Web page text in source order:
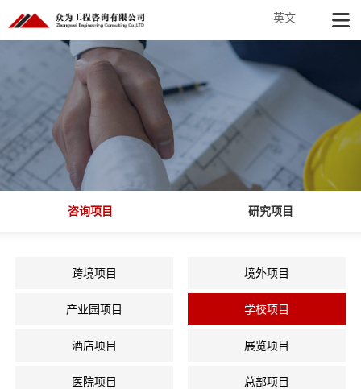
英文
咨询项目 研究项目
跨境项目 境外项目
产业园项目 学校项目
酒店项目 展览项目
医院项目 总部项目